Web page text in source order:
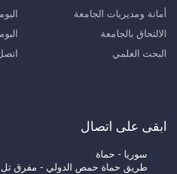
أمانة ومديريات الجامعة
الالتحاق بالجامعة
البحث العلمي
ابقى على اتصال
سوريا - حماة
طريق حماة حمص الدولي - مفرق